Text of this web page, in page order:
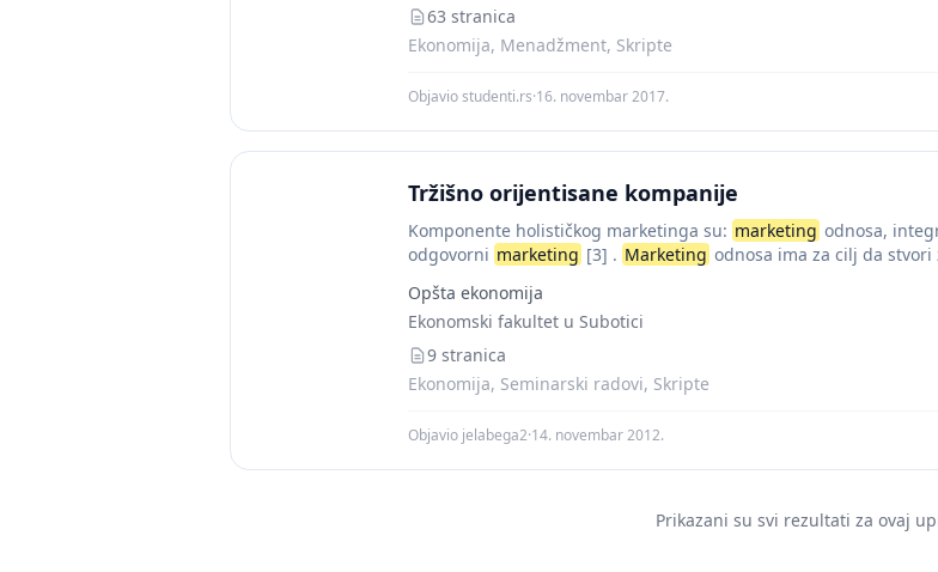
63 stranica
Ekonomija, Menadžment, Skripte
Objavio studenti.rs·16. novembar 2017.
Tržišno orijentisane kompanije
Komponente holističkog marketinga su: marketing odnosa,
odgovorni marketing [3] . Marketing odnosa ima za cilj da
Opšta ekonomija
Ekonomski fakultet u Subotici
9 stranica
Ekonomija, Seminarski radovi, Skripte
Objavio jelabega2·14. novembar 2012.
Prikazani su svi rezultati za ovaj